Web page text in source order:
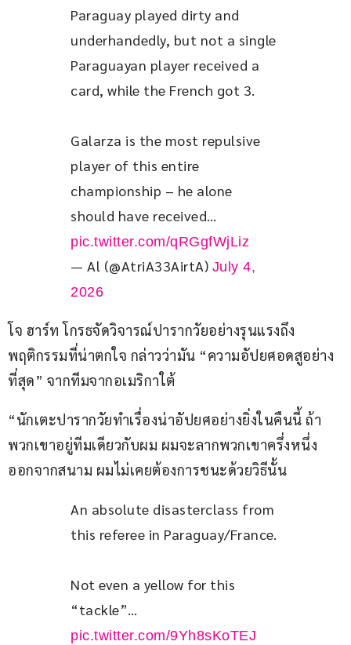
Paraguay played dirty and
underhandedly, but not a single
Paraguayan player received a
card, while the French got 3.
Galarza is the most repulsive
player of this entire
championship – he alone
should have received…
pic.twitter.com/qRGgfWjLiz
— Al (@AtriA33AirtA) July 4,
2026
โจ ฮาร์ท โกรธจัดวิจารณ์ปารากวัยอย่างรุนแรงถึง
พฤติกรรมที่น่าตกใจ กล่าวว่ามัน “ความอัปยศอดสูอย่าง
ที่สุด” จากทีมจากอเมริกาใต้
“นักเตะปารากวัยทำเรื่องน่าอัปยศอย่างยิ่งในคืนนี้ ถ้า
พวกเขาอยู่ทีมเดียวกับผม ผมจะลากพวกเขาครึ่งหนึ่ง
ออกจากสนาม ผมไม่เคยต้องการชนะด้วยวิธีนั้น
An absolute disasterclass from
this referee in Paraguay/France.
Not even a yellow for this
“tackle”…
pic.twitter.com/9Yh8sKoTEJ